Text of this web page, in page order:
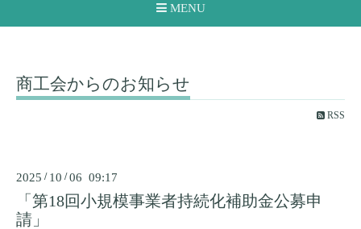
MENU
商工会からのお知らせ
RSS
2025 / 10 /06 09:17
「第18回小規模事業者持続化補助金公募申
請」